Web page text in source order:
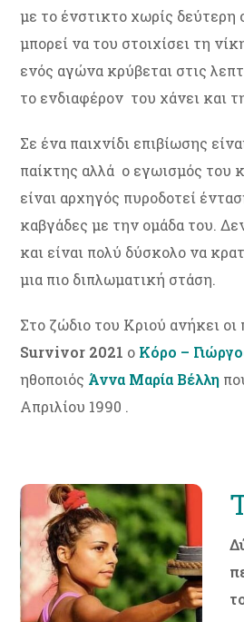
με το ένστικτο χωρίς
μπορεί να του στοιχίσει τη
ενός αγώνα κρύβεται στις
το ενδιαφέρον του χάνει και
Σε ένα παιχνίδι επιβίωσης
παίκτης αλλά ο εγωισμός του
είναι αρχηγός πυροδοτεί
καβγάδες με την ομάδα του.
και είναι πολύ δύσκολο να
μια πιο διπλωματική στάση.
Στο ζώδιο του Κριού ανήκει οι
Survivor 2021 o Κόρο –
ηθοποιός Άννα Μαρία Βέλλη
Απριλίου 1990 .